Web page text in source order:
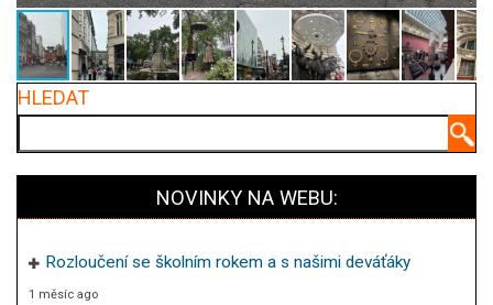
HLEDAT
NOVINKY NA WEBU:
Rozloučení se školním rokem a s našimi deváťáky
1 měsíc ago